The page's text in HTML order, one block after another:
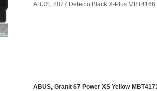
ABUS, 8077 Detecto Black X-Plus MBT4166
ABUS, Granit 67 Power XS Yellow